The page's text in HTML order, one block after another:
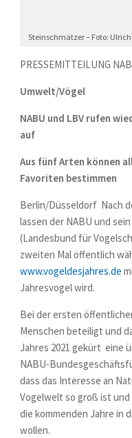
Steinschmätzer – Foto:
PRESSEMITTEILUNG
Umwelt/Vögel
NABU und LBV rufen
auf
Aus fünf Arten können
Favoriten bestimmen
Berlin/Düsseldorf  Nach
lassen der NABU und
(Landesbund für
zweiten Mal öffentlich
www.vogeldesjahres.de
Jahresvogel wird.
Bei der ersten
Menschen beteiligt und
Jahres 2021 gekürt  eine
NABU-
dass das Interesse an
Vogelwelt so groß ist
die kommenden Jahre in
wollen.